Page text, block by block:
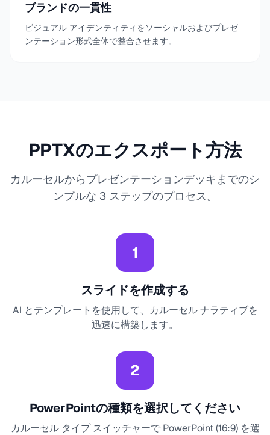
ブランドの一貫性
ビジュアル アイデンティティをソーシャルおよびプレゼ
ンテーション形式全体で整合させます。
PPTXのエクスポート方法
カルーセルからプレゼンテーションデッキまでのシ
ンプルな 3 ステップのプロセス。
1
スライドを作成する
AI とテンプレートを使用して、カルーセル ナラティブを
迅速に構築します。
2
PowerPointの種類を選択してください
カルーセル タイプ スイッチャーで PowerPoint (16:9) を選